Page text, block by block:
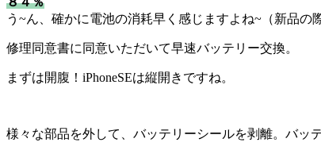
う~ん、確かに電池の消耗早く感じますよね~（新品の
修理同意書に同意いただいて早速バッテリー交換。
まずは開腹！iPhoneSEは縦開きですね。
様々な部品を外して、バッテリーシールを剥離。バッ